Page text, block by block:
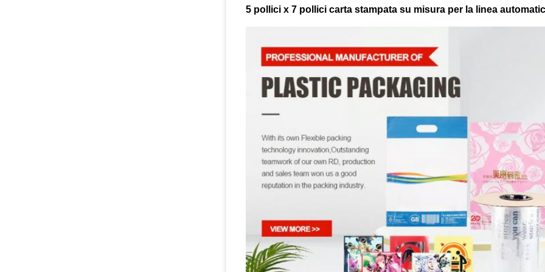
5 pollici x 7 pollici carta stampata su misura per la linea